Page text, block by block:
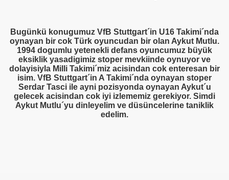
Bugünkü konugumuz VfB Stuttgart´in U16 Takimi´nda
oynayan bir cok Türk oyuncudan bir olan Aykut Mutlu.
1994 dogumlu yetenekli defans oyuncumuz büyük
eksiklik yasadigimiz stoper mevkiinde oynuyor ve
dolayisiyla Milli Takimi´miz acisindan cok enteresan bir
isim. VfB Stuttgart´in A Takimi´nda oynayan stoper
Serdar Tasci ile ayni pozisyonda oynayan Aykut´u
gelecek acisindan cok iyi izlememiz gerekiyor. Simdi
Aykut Mutlu´yu dinleyelim ve düsüncelerine taniklik
edelim.